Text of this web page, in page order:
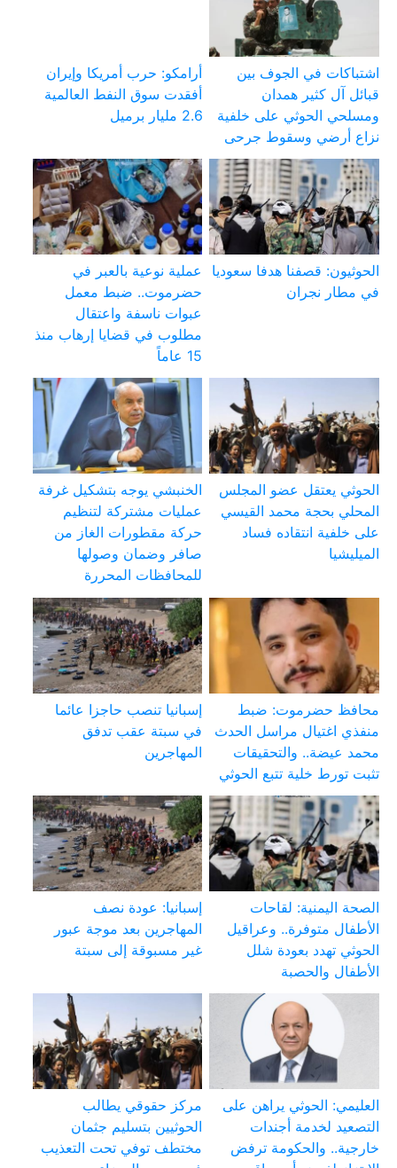
اشتباكات في الجوف بين
قبائل آل كثير همدان
ومسلحي الحوثي على خلفية
نزاع أرضي وسقوط جرحى
أرامكو: حرب أمريكا وإيران
أفقدت سوق النفط العالمية
2.6 مليار برميل
الحوثيون: قصفنا هدفا سعوديا
في مطار نجران
عملية نوعية بالعبر في
حضرموت.. ضبط معمل
عبوات ناسفة واعتقال
مطلوب في قضايا إرهاب منذ
15 عاماً
الحوثي يعتقل عضو المجلس
المحلي بحجة محمد القيسي
على خلفية انتقاده فساد
الميليشيا
الخنبشي يوجه بتشكيل غرفة
عمليات مشتركة لتنظيم
حركة مقطورات الغاز من
صافر وضمان وصولها
للمحافظات المحررة
محافظ حضرموت: ضبط
منفذي اغتيال مراسل الحدث
محمد عيضة.. والتحقيقات
تثبت تورط خلية تتبع الحوثي
إسبانيا تنصب حاجزا عائما
في سبتة عقب تدفق
المهاجرين
الصحة اليمنية: لقاحات
الأطفال متوفرة.. وعراقيل
الحوثي تهدد بعودة شلل
الأطفال والحصبة
إسبانيا: عودة نصف
المهاجرين بعد موجة عبور
غير مسبوقة إلى سبتة
العليمي: الحوثي يراهن على
التصعيد لخدمة أجندات
خارجية.. والحكومة ترفض
مركز حقوقي يطالب
الحوثيين بتسليم جثمان
مختطف توفي تحت التعذيب